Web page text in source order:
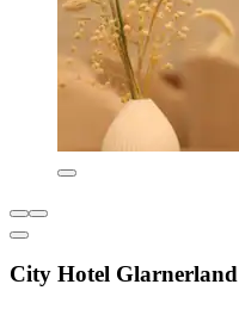
City Hotel Glarnerland